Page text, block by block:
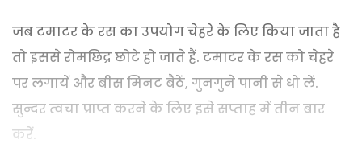
जब टमाटर के रस का उपयोग चेहरे के लिए किया जाता है
तो इससे रोमछिद्र छोटे हो जाते हैं. टमाटर के रस को चेहरे
पर लगायें और बीस मिनट बैठें, गुनगुने पानी से धो लें.
सुन्दर त्वचा प्राप्त करने के लिए इसे सप्ताह में तीन बार
करें.